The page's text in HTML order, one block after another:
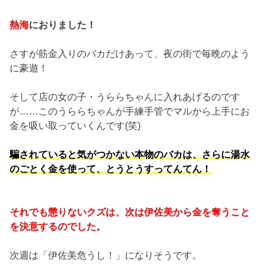
熱海におりました！
さすが筋金入りのバカだけあって、夜の街で毎晩のよう
に豪遊！
そして店の女の子・うららちゃんに入れあげるのです
が……このうららちゃんが手練手管でマルから上手にお
金を吸い取っていくんです(笑)
騙されていると気がつかない本物のバカは、さらに湯水
のごとく金を使って、とうとうすってんてん！
それでも懲りないクズは、次は伊佐美から金を奪うこと
を決意するのでした。
次週は「伊佐美危うし！」になりそうです。